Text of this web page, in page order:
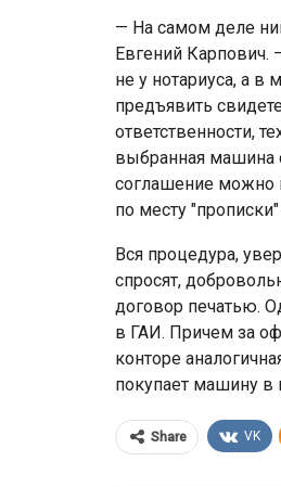
— На самом деле
Евгений
не у нотариуса, а
предъявить
ответственности,
выбранная машина
соглашение можно
по месту
Вся процедура,
спросят,
договор печатью.
в ГАИ. Причем за
конторе
покупает машину в
Share VK